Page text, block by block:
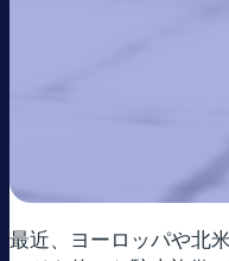
最近、ヨーロッパや北